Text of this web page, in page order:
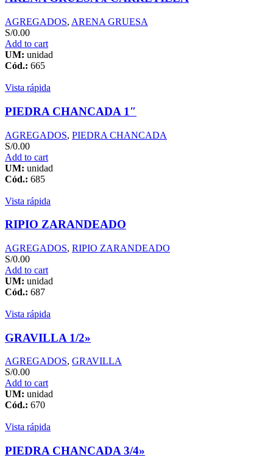
AGREGADOS, ARENA GRUESA
S/0.00
Add to cart
UM: unidad
Cód.: 665
Vista rápida
PIEDRA CHANCADA 1″
AGREGADOS, PIEDRA CHANCADA
S/0.00
Add to cart
UM: unidad
Cód.: 685
Vista rápida
RIPIO ZARANDEADO
AGREGADOS, RIPIO ZARANDEADO
S/0.00
Add to cart
UM: unidad
Cód.: 687
Vista rápida
GRAVILLA 1/2»
AGREGADOS, GRAVILLA
S/0.00
Add to cart
UM: unidad
Cód.: 670
Vista rápida
PIEDRA CHANCADA 3/4»